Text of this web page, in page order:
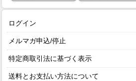
ログイン
メルマガ申込/停止
特定商取引法に基づく表示
送料とお支払い方法について